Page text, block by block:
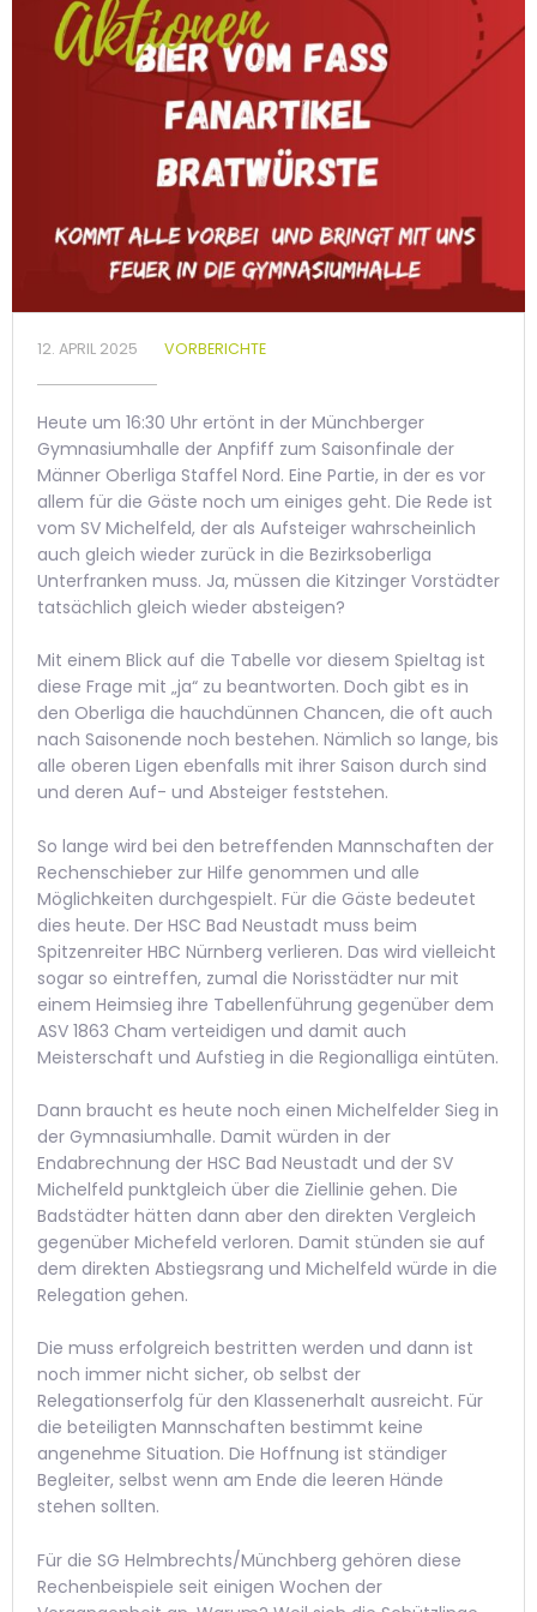
12. APRIL 2025 VORBERICHTE
Heute um 16:30 Uhr ertönt in der Münchberger
Gymnasiumhalle der Anpfiff zum Saisonfinale der
Männer Oberliga Staffel Nord. Eine Partie, in der es vor
allem für die Gäste noch um einiges geht. Die Rede ist
vom SV Michelfeld, der als Aufsteiger wahrscheinlich
auch gleich wieder zurück in die Bezirksoberliga
Unterfranken muss. Ja, müssen die Kitzinger Vorstädter
tatsächlich gleich wieder absteigen?
Mit einem Blick auf die Tabelle vor diesem Spieltag ist
diese Frage mit „ja“ zu beantworten. Doch gibt es in
den Oberliga die hauchdünnen Chancen, die oft auch
nach Saisonende noch bestehen. Nämlich so lange, bis
alle oberen Ligen ebenfalls mit ihrer Saison durch sind
und deren Auf- und Absteiger feststehen.
So lange wird bei den betreffenden Mannschaften der
Rechenschieber zur Hilfe genommen und alle
Möglichkeiten durchgespielt. Für die Gäste bedeutet
dies heute. Der HSC Bad Neustadt muss beim
Spitzenreiter HBC Nürnberg verlieren. Das wird vielleicht
sogar so eintreffen, zumal die Norisstädter nur mit
einem Heimsieg ihre Tabellenführung gegenüber dem
ASV 1863 Cham verteidigen und damit auch
Meisterschaft und Aufstieg in die Regionalliga eintüten.
Dann braucht es heute noch einen Michelfelder Sieg in
der Gymnasiumhalle. Damit würden in der
Endabrechnung der HSC Bad Neustadt und der SV
Michelfeld punktgleich über die Ziellinie gehen. Die
Badstädter hätten dann aber den direkten Vergleich
gegenüber Michefeld verloren. Damit stünden sie auf
dem direkten Abstiegsrang und Michelfeld würde in die
Relegation gehen.
Die muss erfolgreich bestritten werden und dann ist
noch immer nicht sicher, ob selbst der
Relegationserfolg für den Klassenerhalt ausreicht. Für
die beteiligten Mannschaften bestimmt keine
angenehme Situation. Die Hoffnung ist ständiger
Begleiter, selbst wenn am Ende die leeren Hände
stehen sollten.
Für die SG Helmbrechts/Münchberg gehören diese
Rechenbeispiele seit einigen Wochen der